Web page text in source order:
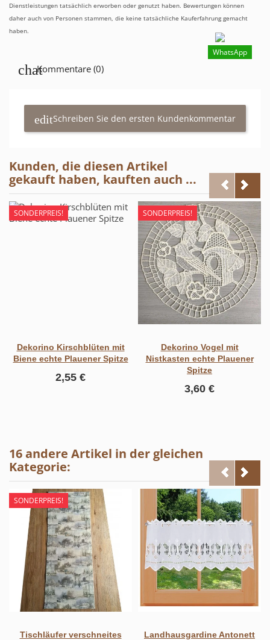
Dienstleistungen tatsächlich erworben oder genutzt haben. Bewertungen können
daher auch von Personen stammen, die keine tatsächliche Kauferfahrung gemacht
haben.
Kommentare (0)
Schreiben Sie den ersten Kundenkommentar
Kunden, die diesen Artikel
gekauft haben, kauften auch ...
SONDERPREIS!
Dekorino Kirschblüten mit
Biene echte Plauener Spitze
2,55 €
SONDERPREIS!
Dekorino Vogel mit
Nistkasten echte Plauener
Spitze
3,60 €
16 andere Artikel in der gleichen
Kategorie:
SONDERPREIS!
Tischläufer verschneites
Landhausgardine Antonett
WhatsApp